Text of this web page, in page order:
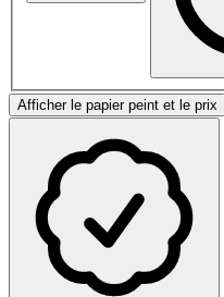
Afficher le papier peint et le prix